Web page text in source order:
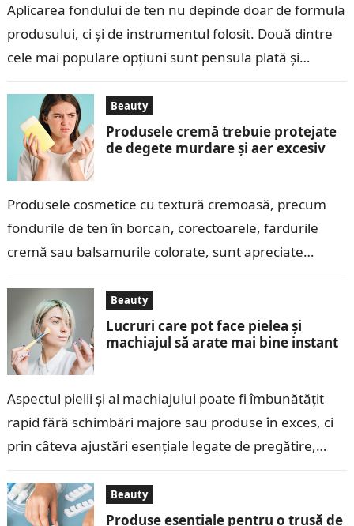
Aplicarea fondului de ten nu depinde doar de formula
produsului, ci și de instrumentul folosit. Două dintre
cele mai populare opțiuni sunt pensula plată și
Beauty
Produsele cremă trebuie protejate
de degete murdare și aer excesiv
Produsele cosmetice cu textură cremoasă, precum
fondurile de ten în borcan, corectoarele, fardurile
cremă sau balsamurile colorate, sunt apreciate
Beauty
Lucruri care pot face pielea și
machiajul să arate mai bine instant
Aspectul pielii și al machiajului poate fi îmbunătățit
rapid fără schimbări majore sau produse în exces, ci
prin câteva ajustări esențiale legate de pregătire,
Beauty
Produse esențiale pentru o trusă de